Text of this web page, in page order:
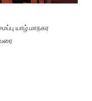
யாழ்.மாநகர